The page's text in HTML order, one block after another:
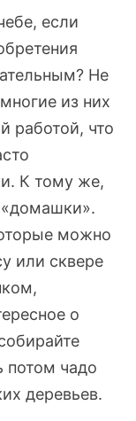
если
Не
из них
работой, что
К тому же,
«домашки».
можно
или сквере
о
потом чадо
деревьев.